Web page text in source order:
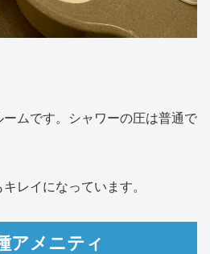
ムです。シャワーの圧は普通で
レイになっています。
アメニティ